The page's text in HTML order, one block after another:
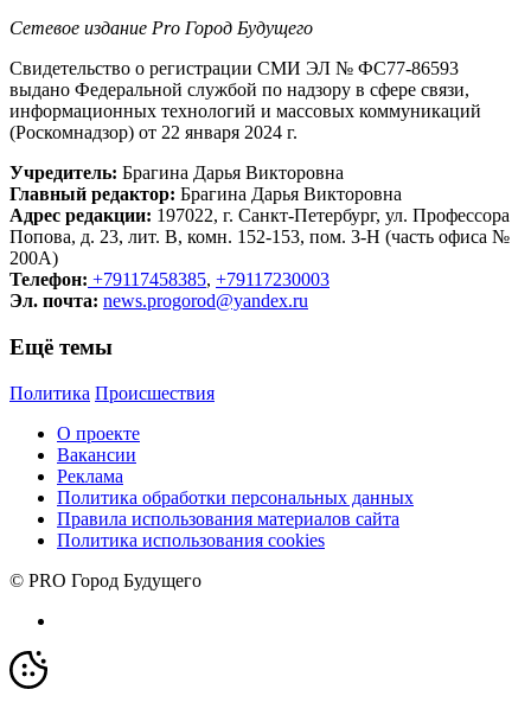
Сетевое издание Рrо Город Будущего
Свидетельство о регистрации СМИ ЭЛ № ФС77-86593
выдано Федеральной службой по надзору в сфере связи,
информационных технологий и массовых коммуникаций
(Роскомнадзор) от 22 января 2024 г.
Учредитель: Брагина Дарья Викторовна
Главный редактор: Брагина Дарья Викторовна
Адрес редакции: 197022, г. Санкт-Петербург, ул. Профессора
Попова, д. 23, лит. В, комн. 152-153, пом. 3-Н (часть офиса №
200А)
Телефон: +79117458385, +79117230003
Эл. почта: news.progorod@yandex.ru
Ещё темы
Политика Происшествия
О проекте
Вакансии
Реклама
Политика обработки персональных данных
Правила использования материалов сайта
Политика использования cookies
© PRO Город Будущего